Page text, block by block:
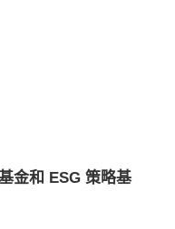
金和 ESG 策略基